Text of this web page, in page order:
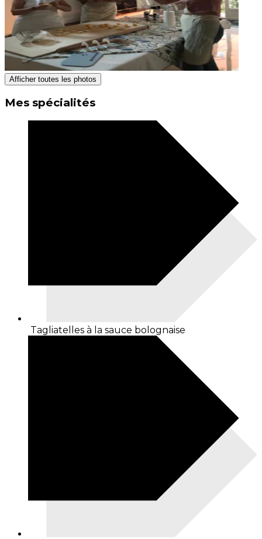
Afficher toutes les photos
Mes spécialités
Tagliatelles à la sauce bolognaise